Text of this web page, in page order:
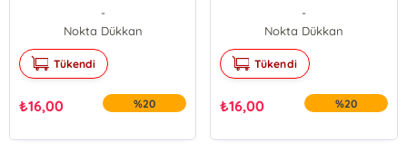
-
Nokta Dükkan
Tükendi
₺16,00 %20
-
Nokta Dükkan
Tükendi
₺16,00 %20